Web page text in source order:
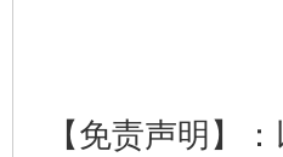
【免责声明】